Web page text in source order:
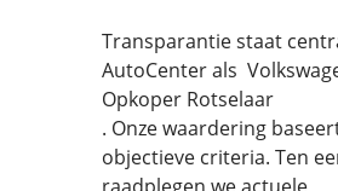
Transparantie staat
AutoCenter als
Opkoper Rotselaar
. Onze waardering
objectieve criteria. Ten